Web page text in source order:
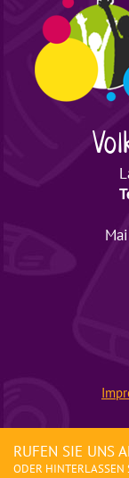
RUFEN SIE UNS
ODER HINTERLASSEN